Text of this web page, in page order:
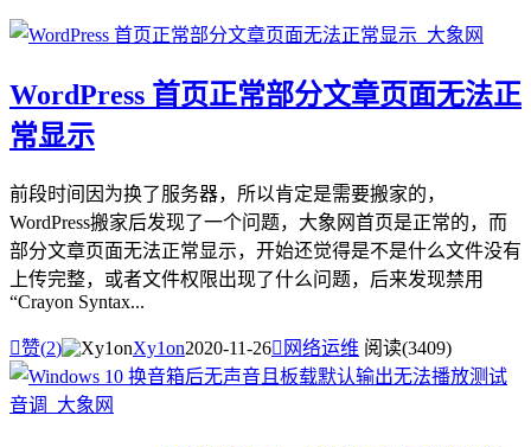
WordPress 首页正常部分文章页面无法正
常显示
前段时间因为换了服务器，所以肯定是需要搬家的，
WordPress搬家后发现了一个问题，大象网首页是正常的，而
部分文章页面无法正常显示，开始还觉得是不是什么文件没有
上传完整，或者文件权限出现了什么问题，后来发现禁用
“Crayon Syntax...
赞(2) Xy1on2020-11-26 网络运维 阅读(3409)